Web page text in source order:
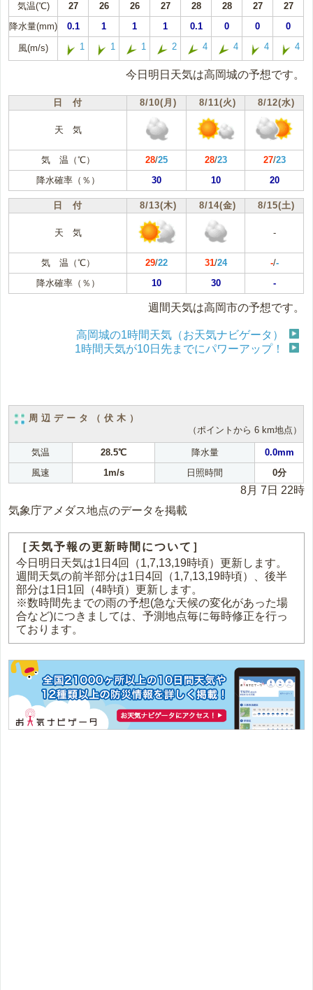
気温(℃) 27 26 26 27 28 28 27
27
降水量(mm)
0.1 1 1 1 0.1 0 0 0
風(m/s) 1 1 1 2 4 4 4 4
今日明日天気は高岡城の予想です。
日 付 8/10(月) 8/11(火) 8/12(水)
天 気
気 温（℃） 28/25 28/23 27/23
降水確率（％）
30 10 20
日 付 8/13(木) 8/14(金) 8/15(土)
天 気 -
気 温（℃） 29/22 31/24 -/-
降水確率（％）
10 30 -
週間天気は高岡市の予想です。
高岡城の1時間天気（お天気ナビゲータ）
1時間天気が10日先までにパワーアップ！
周辺データ（伏木）
（ポイントから 6 km地点）
気温 28.5℃ 降水量
0.0mm
風速
1m/s 日照時間 0分
8月 7日 22時
気象庁アメダス地点のデータを掲載
［天気予報の更新時間について］
今日明日天気は1日4回（1,7,13,19時頃）更新します。
週間天気の前半部分は1日4回（1,7,13,19時頃）、後半
部分は1日1回（4時頃）更新します。
※数時間先までの雨の予想(急な天候の変化があった場
合など)につきましては、予測地点毎に毎時修正を行っ
ております。